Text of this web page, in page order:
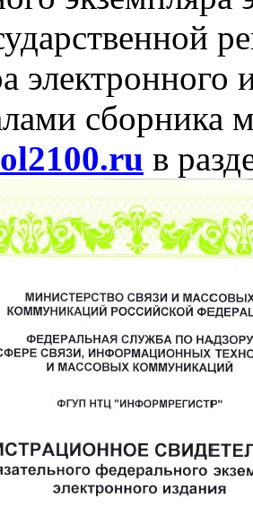
электронного
сборника
в